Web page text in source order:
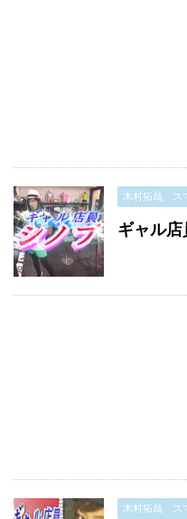
木村拓哉 ス
ギャル
木村拓哉 ス